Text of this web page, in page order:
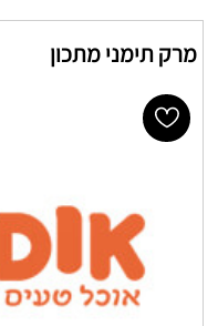
מרק תימני מתכון